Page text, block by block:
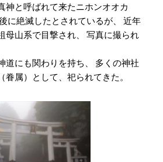
神と呼ばれて来たニホンオオカ
に絶滅したとされているが、 近年
母山系で目撃され、 写真に撮られ
道にも関わりを持ち、 多くの神社
眷属）として、祀られてきた。